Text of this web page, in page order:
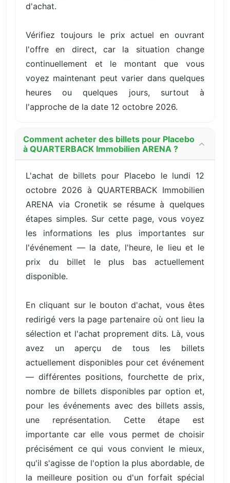
d'achat.
Vérifiez toujours le prix actuel en ouvrant
l'offre en direct, car la situation change
continuellement et le montant que vous
voyez maintenant peut varier dans quelques
heures ou quelques jours, surtout à
l'approche de la date 12 octobre 2026.
Comment acheter des billets pour Placebo
à QUARTERBACK Immobilien ARENA ?
L'achat de billets pour Placebo le lundi 12
octobre 2026 à QUARTERBACK Immobilien
ARENA via Cronetik se résume à quelques
étapes simples. Sur cette page, vous voyez
les informations les plus importantes sur
l'événement — la date, l'heure, le lieu et le
prix du billet le plus bas actuellement
disponible.
En cliquant sur le bouton d'achat, vous êtes
redirigé vers la page partenaire où ont lieu la
sélection et l'achat proprement dits. Là, vous
avez un aperçu de tous les billets
actuellement disponibles pour cet événement
— différentes positions, fourchette de prix,
nombre de billets disponibles par option et,
pour les événements avec des billets assis,
une représentation. Cette étape est
importante car elle vous permet de choisir
précisément ce qui vous convient le mieux,
qu'il s'agisse de l'option la plus abordable, de
la meilleure position ou d'un forfait spécial